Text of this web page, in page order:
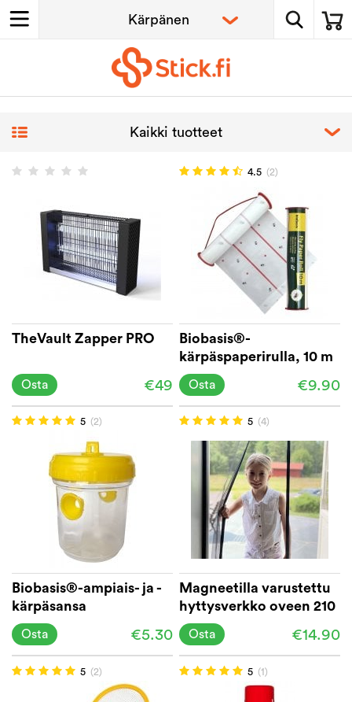
TheVault Zapper PRO
€49
Osta
4.5 (2)
Biobasis®-
kärpäspaperirulla, 10 m
€9.90
Osta
5 (2)
Biobasis®-ampiais- ja -
kärpäsansa
€5.30
Osta
5 (4)
Magneetilla varustettu
hyttysverkko oveen 210
cm
€14.90
Osta
5 (2) 5 (1)